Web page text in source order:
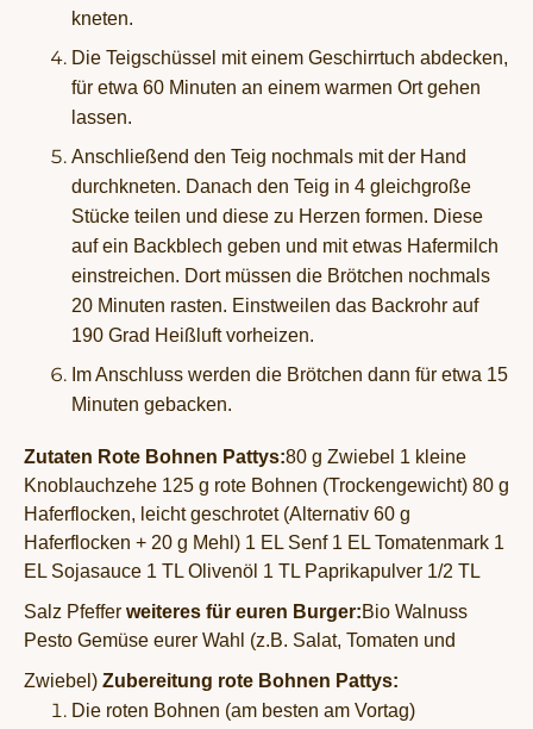
kneten.
Die Teigschüssel mit einem Geschirrtuch abdecken,
für etwa 60 Minuten an einem warmen Ort gehen
lassen.
Anschließend den Teig nochmals mit der Hand
durchkneten. Danach den Teig in 4 gleichgroße
Stücke teilen und diese zu Herzen formen. Diese
auf ein Backblech geben und mit etwas Hafermilch
einstreichen. Dort müssen die Brötchen nochmals
20 Minuten rasten. Einstweilen das Backrohr auf
190 Grad Heißluft vorheizen.
Im Anschluss werden die Brötchen dann für etwa 15
Minuten gebacken.
Zutaten Rote Bohnen Pattys:80 g Zwiebel 1 kleine
Knoblauchzehe 125 g rote Bohnen (Trockengewicht) 80 g
Haferflocken, leicht geschrotet (Alternativ 60 g
Haferflocken + 20 g Mehl) 1 EL Senf 1 EL Tomatenmark 1
EL Sojasauce 1 TL Olivenöl 1 TL Paprikapulver 1/2 TL
Salz Pfeffer weiteres für euren Burger:Bio Walnuss
Pesto Gemüse eurer Wahl (z.B. Salat, Tomaten und
Zwiebel) Zubereitung rote Bohnen Pattys:
Die roten Bohnen (am besten am Vortag)